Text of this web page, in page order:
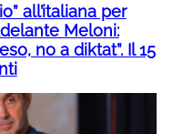
all’italiana per
Meloni:
no a diktat”. Il 15